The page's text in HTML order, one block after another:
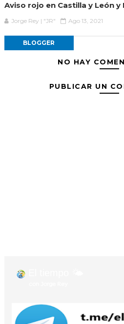
Aviso rojo en Castilla y León y
Jorge Rey | "JR" Ago 13, 2021
BLOGGER
NO HAY
PUBLICAR UN